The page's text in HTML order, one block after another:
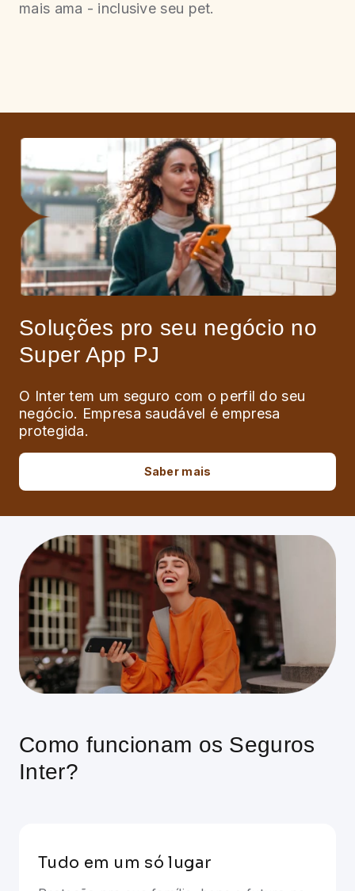
mais ama - inclusive seu pet.
Soluções pro seu negócio no
Super App PJ
O Inter tem um seguro com o perfil do seu
negócio. Empresa saudável é empresa
protegida.
Saber mais
Como funcionam os Seguros
Inter?
Tudo em um só lugar